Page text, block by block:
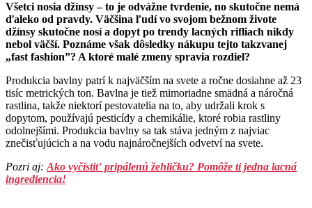
Všetci nosia džínsy – to je odvážne tvrdenie, no skutočne nemá
ďaleko od pravdy. Väčšina ľudí vo svojom bežnom živote
džínsy skutočne nosí a dopyt po trendy lacných rifliach nikdy
nebol väčší. Poznáme však dôsledky nákupu tejto takzvanej
„fast fashion”? A ktoré malé zmeny spravia rozdiel?
Produkcia bavlny patrí k najväčším na svete a ročne dosiahne až 23
tisíc metrických ton. Bavlna je tiež mimoriadne smädná a náročná
rastlina, takže niektorí pestovatelia na to, aby udržali krok s
dopytom, používajú pesticídy a chemikálie, ktoré robia rastliny
odolnejšími. Produkcia bavlny sa tak stáva jedným z najviac
znečisťujúcich a na vodu najnáročnejších odvetví na svete.
Pozri aj:Ako vyčistiť pripálenú žehličku? Pomôže ti jedna lacná
ingrediencia!